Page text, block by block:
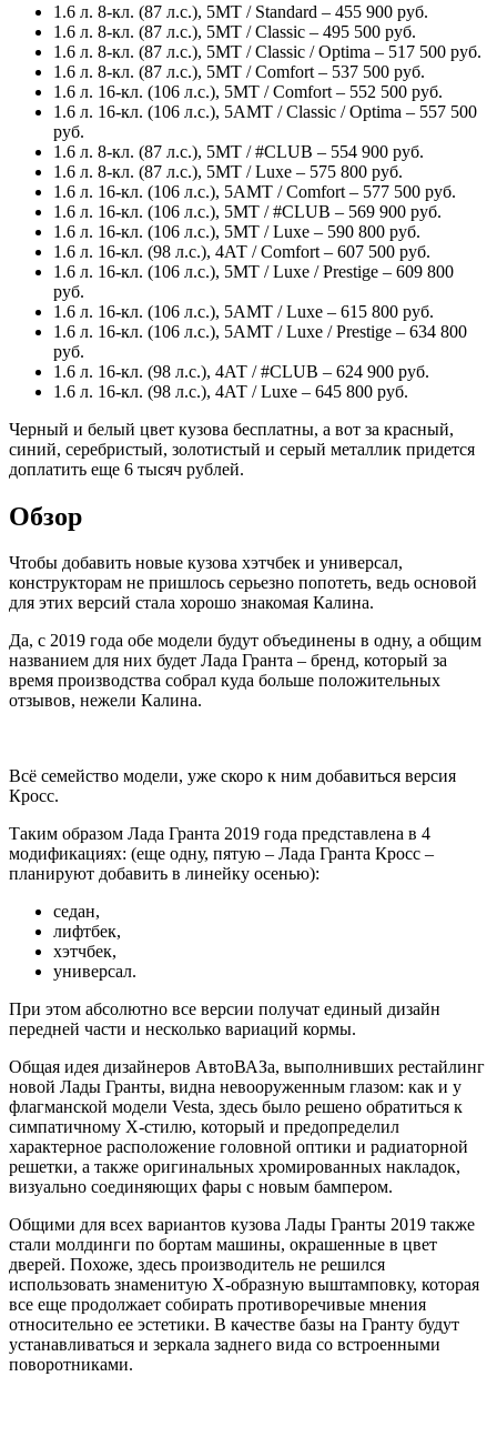
1.6 л. 8-кл. (87 л.с.), 5МТ / Standard – 455 900 руб.
1.6 л. 8-кл. (87 л.с.), 5МТ / Classic – 495 500 руб.
1.6 л. 8-кл. (87 л.с.), 5МТ / Classic / Optima – 517 500 руб.
1.6 л. 8-кл. (87 л.с.), 5МТ / Comfort – 537 500 руб.
1.6 л. 16-кл. (106 л.с.), 5МТ / Comfort – 552 500 руб.
1.6 л. 16-кл. (106 л.с.), 5АМТ / Classic / Optima – 557 500
руб.
1.6 л. 8-кл. (87 л.с.), 5МТ / #CLUB – 554 900 руб.
1.6 л. 8-кл. (87 л.с.), 5МТ / Luxe – 575 800 руб.
1.6 л. 16-кл. (106 л.с.), 5АМТ / Comfort – 577 500 руб.
1.6 л. 16-кл. (106 л.с.), 5МТ / #CLUB – 569 900 руб.
1.6 л. 16-кл. (106 л.с.), 5МТ / Luxe – 590 800 руб.
1.6 л. 16-кл. (98 л.с.), 4АТ / Comfort – 607 500 руб.
1.6 л. 16-кл. (106 л.с.), 5МТ / Luxe / Prestige – 609 800
руб.
1.6 л. 16-кл. (106 л.с.), 5АМТ / Luxe – 615 800 руб.
1.6 л. 16-кл. (106 л.с.), 5АМТ / Luxe / Prestige – 634 800
руб.
1.6 л. 16-кл. (98 л.с.), 4АТ / #CLUB – 624 900 руб.
1.6 л. 16-кл. (98 л.с.), 4АТ / Luxe – 645 800 руб.
Черный и белый цвет кузова бесплатны, а вот за красный,
синий, серебристый, золотистый и серый металлик придется
доплатить еще 6 тысяч рублей.
Обзор
Чтобы добавить новые кузова хэтчбек и универсал,
конструкторам не пришлось серьезно попотеть, ведь основой
для этих версий стала хорошо знакомая Калина.
Да, с 2019 года обе модели будут объединены в одну, а общим
названием для них будет Лада Гранта – бренд, который за
время производства собрал куда больше положительных
отзывов, нежели Калина.
Всё семейство модели, уже скоро к ним добавиться версия
Кросс.
Таким образом Лада Гранта 2019 года представлена в 4
модификациях: (еще одну, пятую – Лада Гранта Кросс –
планируют добавить в линейку осенью):
седан,
лифтбек,
хэтчбек,
универсал.
При этом абсолютно все версии получат единый дизайн
передней части и несколько вариаций кормы.
Общая идея дизайнеров АвтоВАЗа, выполнивших рестайлинг
новой Лады Гранты, видна невооруженным глазом: как и у
флагманской модели Vesta, здесь было решено обратиться к
симпатичному Х-стилю, который и предопределил
характерное расположение головной оптики и радиаторной
решетки, а также оригинальных хромированных накладок,
визуально соединяющих фары с новым бампером.
Общими для всех вариантов кузова Лады Гранты 2019 также
стали молдинги по бортам машины, окрашенные в цвет
дверей. Похоже, здесь производитель не решился
использовать знаменитую Х-образную выштамповку, которая
все еще продолжает собирать противоречивые мнения
относительно ее эстетики. В качестве базы на Гранту будут
устанавливаться и зеркала заднего вида со встроенными
поворотниками.